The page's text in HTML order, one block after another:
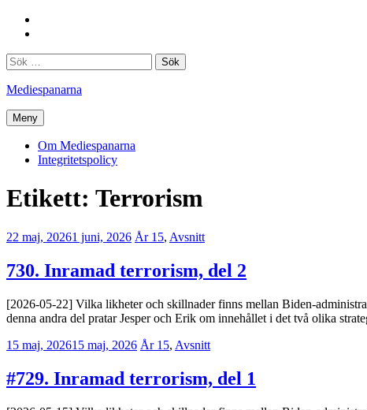
Hoppa
Sök
efter:
Mediespanarna
Meny
Om Mediespanarna
Integritetspolicy
Etikett: Terrorism
22 maj, 20261 juni, 2026 Erik
År 15, Avsnitt
730. Inramad terrorism, del 2
[2026-05-22] Vilka likheter och skillnader finns mellan Biden-
denna andra del pratar Jesper och Erik om innehållet i det två olika
15 maj, 202615 maj, 2026 Erik
År 15, Avsnitt
#729. Inramad terrorism, del 1